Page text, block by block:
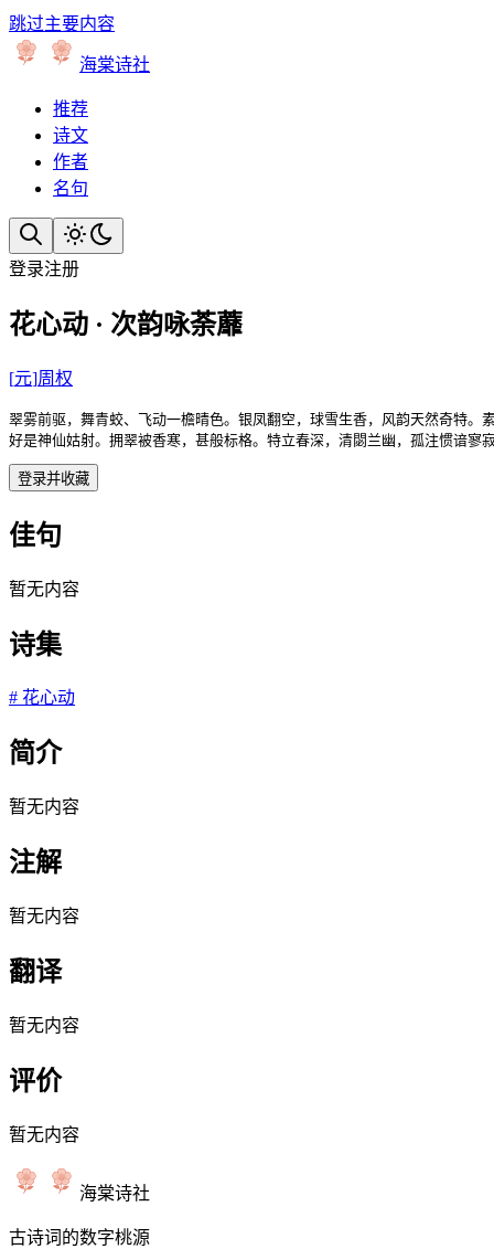
跳过主要内容
海棠诗社
推荐
诗文
作者
名句
登录注册
花心动 · 次韵咏荼蘼
[元]周权
翠雾前驱，舞青蛟、飞动一檐晴色。银凤翻空，球雪生香，风韵天然奇特
好是神仙姑射。拥翠被香寒，甚般标格。特立春深，清閟兰幽，孤注惯谙
登录并收藏
佳句
暂无内容
诗集
# 花心动
简介
暂无内容
注解
暂无内容
翻译
暂无内容
评价
暂无内容
海棠诗社
古诗词的数字桃源